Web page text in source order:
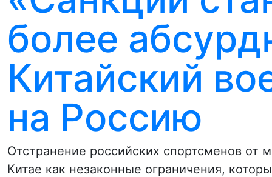
более
Китайский
на Россию
Отстранение российских спортсменов от
Китае как незаконные ограничения,